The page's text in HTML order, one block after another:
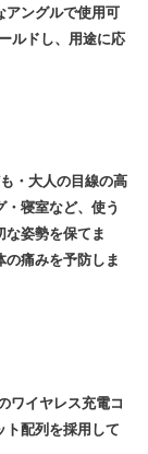
アングルで使用可
ルドし、用途に応
・大人の目線の高
寝室など、使う
な姿勢を保てま
痛みを予防しま
ワイヤレス充電コ
ト配列を採用して